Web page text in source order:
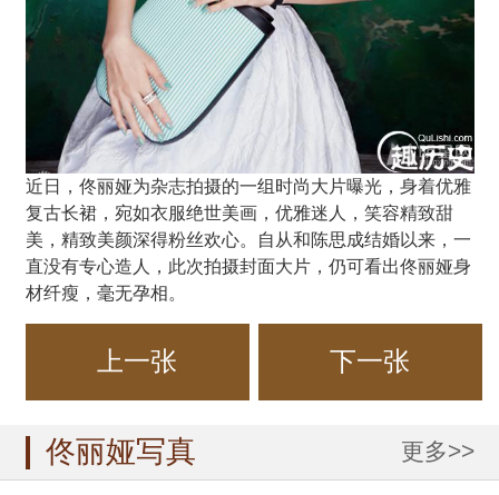
近日，佟丽娅为杂志拍摄的一组时尚大片曝光，身着优雅
复古长裙，宛如衣服绝世美画，优雅迷人，笑容精致甜
美，精致美颜深得粉丝欢心。自从和陈思成结婚以来，一
直没有专心造人，此次拍摄封面大片，仍可看出佟丽娅身
材纤瘦，毫无孕相。
上一张 下一张
佟丽娅写真 更多>>